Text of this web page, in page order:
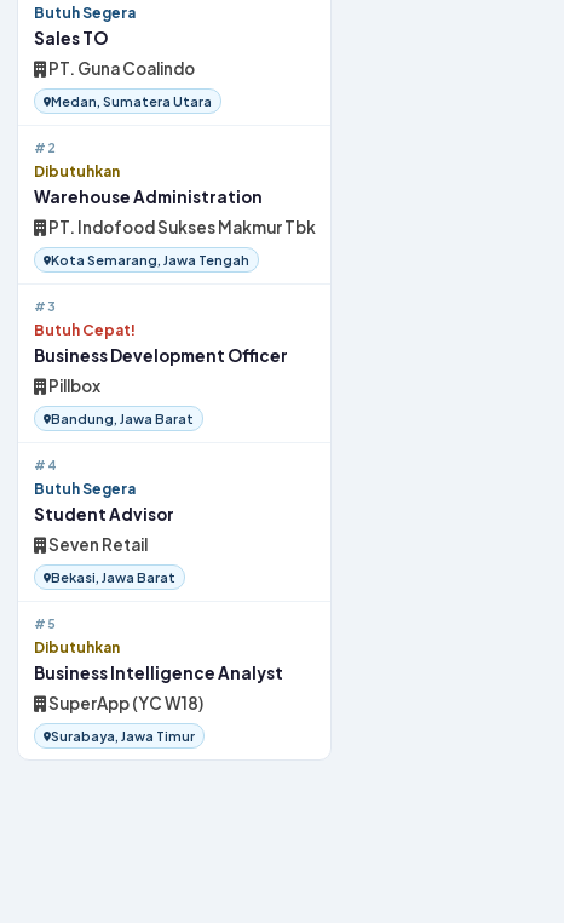
Butuh Segera
Sales TO
PT. Guna Coalindo
Medan, Sumatera Utara
#2
Dibutuhkan
Warehouse Administration
PT. Indofood Sukses Makmur Tbk
Kota Semarang, Jawa Tengah
#3
Butuh Cepat!
Business Development Officer
Pillbox
Bandung, Jawa Barat
#4
Butuh Segera
Student Advisor
Seven Retail
Bekasi, Jawa Barat
#5
Dibutuhkan
Business Intelligence Analyst
SuperApp (YC W18)
Surabaya, Jawa Timur